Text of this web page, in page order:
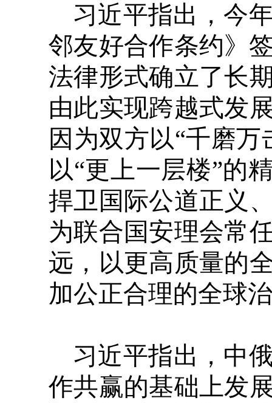
习近平指出，今
邻友好合作条约》
法律形式确立了长
由此实现跨越式发
因为双方以“千磨
以“更上一层楼”的
捍卫国际公道正义
为联合国安理会常
远，以更高质量的
加公正合理的全球
习近平指出，中
作共赢的基础上发